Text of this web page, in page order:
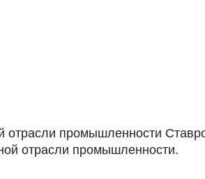
промышленности
отрасли промышленности.